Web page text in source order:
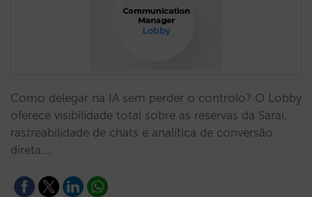
Como delegar na IA sem perder o controlo? O Lobby
oferece visibilidade total sobre as reservas da Sarai,
rastreabilidade de chats e analítica de conversão
direta.…